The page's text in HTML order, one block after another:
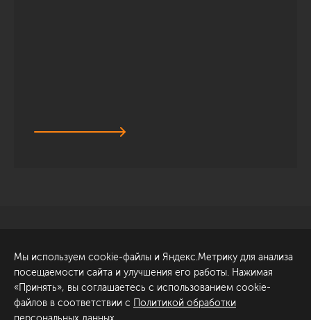
Обсудить проект
ул. Академика Павлова, 6
к1
+7 (812) 200-95-55
Мы используем cookie-файлы и Яндекс.Метрику для анализа
посещаемости сайта и улучшения его работы. Нажимая
«Принять», вы соглашаетесь с использованием cookie-
файлов в соответствии с Политикой обработки